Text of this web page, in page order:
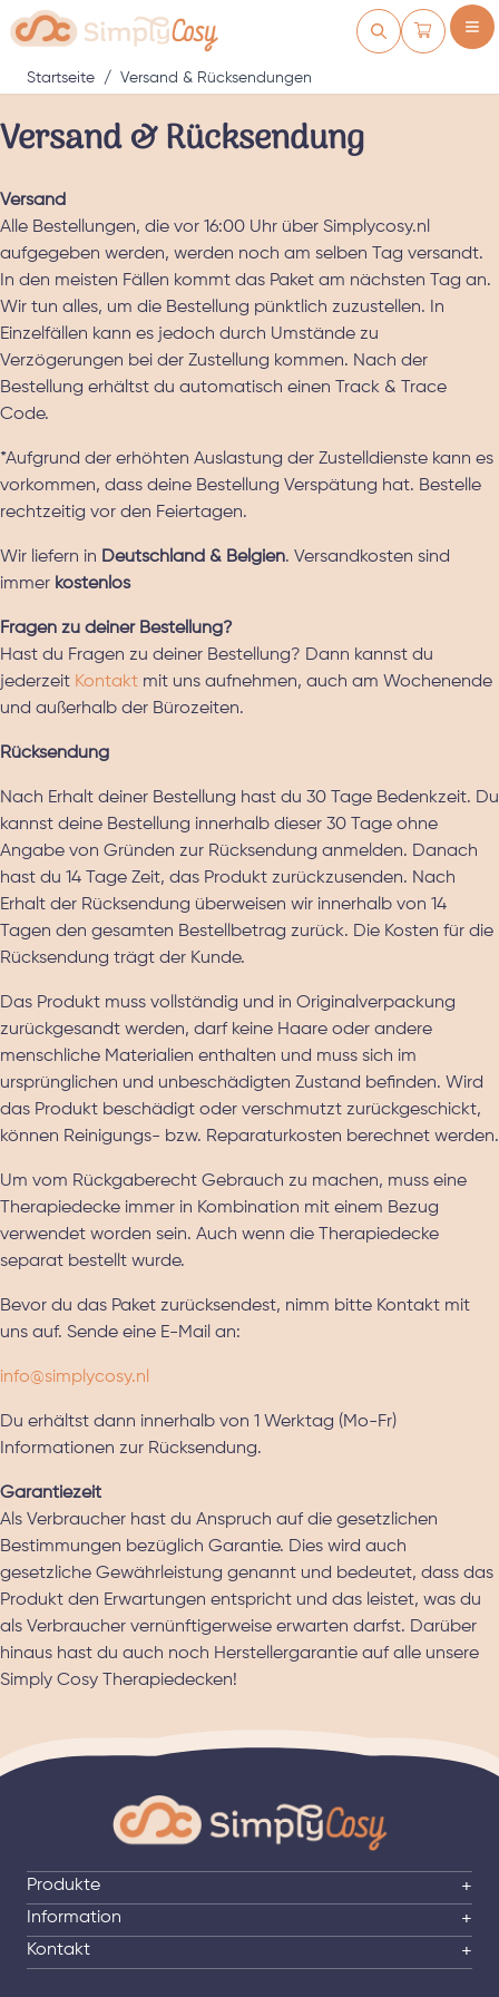
Zum Inhalt springen
Warenkorb
Startseite / Versand & Rücksendungen
Versand & Rücksendung
Versand
Alle Bestellungen, die vor 16:00 Uhr über Simplycosy.nl
aufgegeben werden, werden noch am selben Tag versandt.
In den meisten Fällen kommt das Paket am nächsten Tag an.
Wir tun alles, um die Bestellung pünktlich zuzustellen. In
Einzelfällen kann es jedoch durch Umstände zu
Verzögerungen bei der Zustellung kommen. Nach der
Bestellung erhältst du automatisch einen Track & Trace
Code.
*Aufgrund der erhöhten Auslastung der Zustelldienste kann es
vorkommen, dass deine Bestellung Verspätung hat. Bestelle
rechtzeitig vor den Feiertagen.
Wir liefern in Deutschland & Belgien. Versandkosten sind
immer kostenlos
Fragen zu deiner Bestellung?
Hast du Fragen zu deiner Bestellung? Dann kannst du
jederzeit Kontakt mit uns aufnehmen, auch am Wochenende
und außerhalb der Bürozeiten.
Rücksendung
Nach Erhalt deiner Bestellung hast du 30 Tage Bedenkzeit. Du
kannst deine Bestellung innerhalb dieser 30 Tage ohne
Angabe von Gründen zur Rücksendung anmelden. Danach
hast du 14 Tage Zeit, das Produkt zurückzusenden. Nach
Erhalt der Rücksendung überweisen wir innerhalb von 14
Tagen den gesamten Bestellbetrag zurück. Die Kosten für die
Rücksendung trägt der Kunde.
Das Produkt muss vollständig und in Originalverpackung
zurückgesandt werden, darf keine Haare oder andere
menschliche Materialien enthalten und muss sich im
ursprünglichen und unbeschädigten Zustand befinden. Wird
das Produkt beschädigt oder verschmutzt zurückgeschickt,
können Reinigungs- bzw. Reparaturkosten berechnet werden.
Um vom Rückgaberecht Gebrauch zu machen, muss eine
Therapiedecke immer in Kombination mit einem Bezug
verwendet worden sein. Auch wenn die Therapiedecke
separat bestellt wurde.
Bevor du das Paket zurücksendest, nimm bitte Kontakt mit
uns auf. Sende eine E-Mail an:
info@simplycosy.nl
Du erhältst dann innerhalb von 1 Werktag (Mo-Fr)
Informationen zur Rücksendung.
Garantiezeit
Als Verbraucher hast du Anspruch auf die gesetzlichen
Bestimmungen bezüglich Garantie. Dies wird auch
gesetzliche Gewährleistung genannt und bedeutet, dass das
Produkt den Erwartungen entspricht und das leistet, was du
als Verbraucher vernünftigerweise erwarten darfst. Darüber
hinaus hast du auch noch Herstellergarantie auf alle unsere
Simply Cosy Therapiedecken!
Produkte +
Information +
Kontakt +